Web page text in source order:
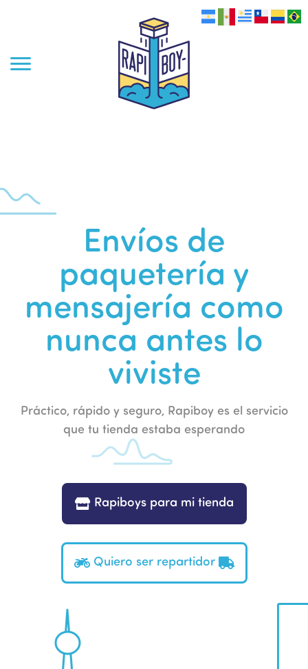
Envíos de
paquetería y
mensajería como
nunca antes lo
viviste
Práctico, rápido y seguro, Rapiboy es el servicio
que tu tienda estaba esperando
Rapiboys para mi tienda
Quiero ser repartidor